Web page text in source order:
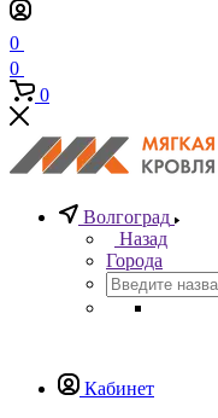
0
0
0
Волгоград
Назад
Города
Кабинет